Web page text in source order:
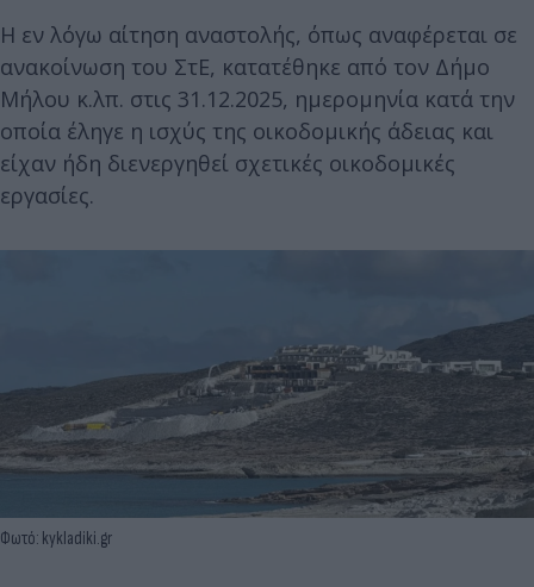
Η εν λόγω αίτηση αναστολής, όπως αναφέρεται σε
ανακοίνωση του ΣτΕ, κατατέθηκε από τον Δήμο
Μήλου κ.λπ. στις 31.12.2025, ημερομηνία κατά την
οποία έληγε η ισχύς της οικοδομικής άδειας και
είχαν ήδη διενεργηθεί σχετικές οικοδομικές
εργασίες.
Φωτό: kykladiki.gr